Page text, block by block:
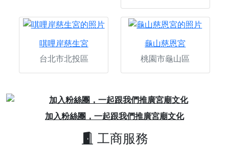
唭哩岸慈生宮
台北市北投區
龜山慈恩宮
桃園市龜山區
加入粉絲團，一起跟我們推廣宮廟文化
Previous
工商服務